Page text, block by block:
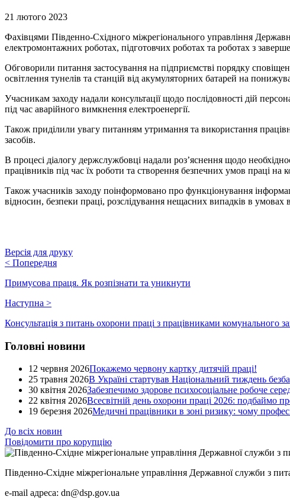
21 лютого 2023
Фахівцями Південно-Східного міжрегіонального управління
електромонтажних роботах, підготовчих роботах та роботах з
Обговорили питання застосування на підприємстві порядку
освітлення тунелів та станцій від акумуляторних батарей на
Учасникам заходу надали консультації щодо послідовності дій
під час аварійного вимкнення електроенергії.
Також приділили увагу питанням утримання та використання
засобів.
В процесі діалогу держслужбовці надали роз’яснення щодо
працівників під час їх роботи та створення безпечних умов праці на
Також учасників заходу поінформовано про функціонування
відносин, безпеки праці, розслідування нещасних випадків в умовах
Версія для друку
< Попередня
Примусова праця. Як розпізнати та уникнути
Наступна >
Консультація з питань охорони праці з працівниками комунального
Головні новини
12 червня 2026Покажемо червону картку дитячій праці!
25 травня 2026В Україні стартував Національний тиждень
30 квітня 2026Забезпечимо здорове психосоціальне робоче
22 квітня 2026Всесвітній день охорони праці 2026: подбаймо
19 березня 2026Медичні працівники в зоні ризику: чому
До всіх новин
Повідомити про корупцію
Південно-Східне міжрегіональне управління Державної служби з
e-mail адреса: dn@dsp.gov.ua